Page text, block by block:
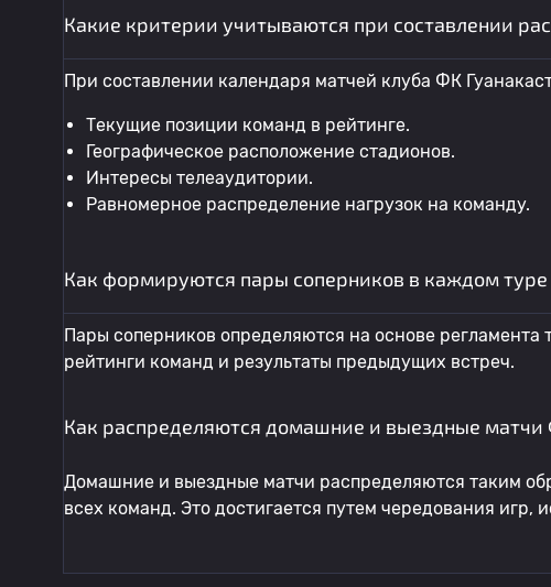
Какие критерии учитываются при составлении
При составлении календаря матчей клуба ФК
Текущие позиции команд в рейтинге.
Географическое расположение стадионов.
Интересы телеаудитории.
Равномерное распределение нагрузок на команду.
Как формируются пары соперников в каждом туре
Пары соперников определяются на основе
рейтинги команд и результаты предыдущих встреч.
Как распределяются домашние и выездные матчи
Домашние и выездные матчи распределяются таким
всех команд. Это достигается путем чередования